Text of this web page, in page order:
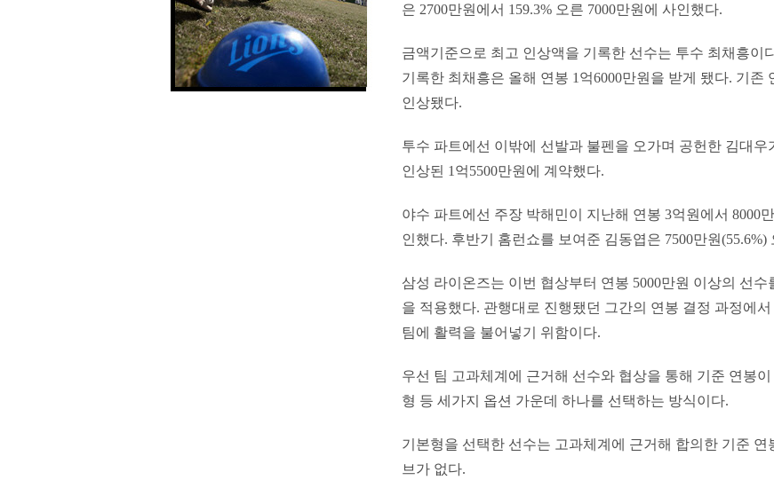
은 2700만원에서 159.3% 오른 7000만원에 사인했다.
금액기준으로 최고 인상액을 기록한 선수는 투수 최채흥이
기록한 최채흥은 올해 연봉 1억6000만원을 받게 됐다. 기존
인상됐다.
투수 파트에선 이밖에 선발과 불펜을 오가며 공헌한 김대우
인상된 1억5500만원에 계약했다.
야수 파트에선 주장 박해민이 지난해 연봉 3억원에서 8000
인했다. 후반기 홈런쇼를 보여준 김동엽은 7500만원(55.6%)
삼성 라이온즈는 이번 협상부터 연봉 5000만원 이상의 선
을 적용했다. 관행대로 진행됐던 그간의 연봉 결정 과정에
팀에 활력을 불어넣기 위함이다.
우선 팀 고과체계에 근거해 선수와 협상을 통해 기준 연봉
형 등 세가지 옵션 가운데 하나를 선택하는 방식이다.
기본형을 선택한 선수는 고과체계에 근거해 합의한 기준 연
브가 없다.